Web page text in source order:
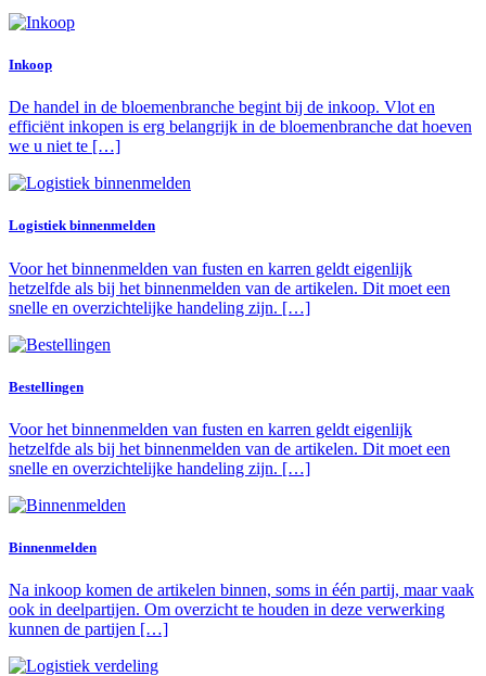
Inkoop
De handel in de bloemenbranche begint bij de inkoop. Vlot en
efficiënt inkopen is erg belangrijk in de bloemenbranche dat hoeven
we u niet te […]
Logistiek binnenmelden
Voor het binnenmelden van fusten en karren geldt eigenlijk
hetzelfde als bij het binnenmelden van de artikelen. Dit moet een
snelle en overzichtelijke handeling zijn. […]
Bestellingen
Voor het binnenmelden van fusten en karren geldt eigenlijk
hetzelfde als bij het binnenmelden van de artikelen. Dit moet een
snelle en overzichtelijke handeling zijn. […]
Binnenmelden
Na inkoop komen de artikelen binnen, soms in één partij, maar vaak
ook in deelpartijen. Om overzicht te houden in deze verwerking
kunnen de partijen […]